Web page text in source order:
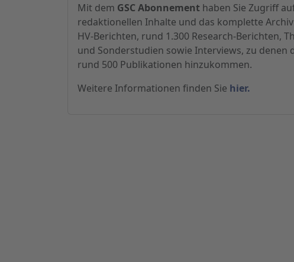
Mit dem GSC Abonnement haben Sie Zugriff
redaktionellen Inhalte und das komplette
HV-Berichten, rund 1.300 Research-Berichten,
und Sonderstudien sowie Interviews, zu denen
rund 500 Publikationen hinzukommen.
Weitere Informationen finden Sie hier.